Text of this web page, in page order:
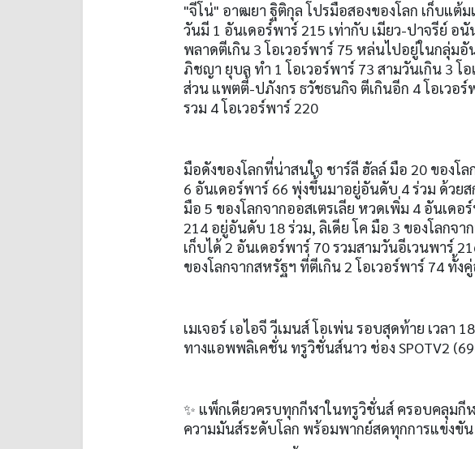
"จีโน่" อาฒยา ฐิติกุล โปรมือสองของโลก เก็บแต้ม
วันมี 1 อันเดอร์พาร์ 215 เท่ากับ เมียว-ปาจรีย์ อนั
พลาดตีเกิน 3โอเวอร์พาร์ 75 หล่นไปอยู่ในกลุ่มอั
ภิชญา ยุบล ทำ 1โอเวอร์พาร์ 73 สามวันเกิน 3โอ
ส่วน แพตตี้-ปภังกร ธวัชธนกิจ ตีเกินอีก 4โอเวอร์
รวม 4โอเวอร์พาร์ 220
มือดังของโลกที่น่าสนใจ ชาร์ลี ฮัลล์ มือ 20 ของโ
6 อันเดอร์พาร์ 66 พุ่งขึ้นมาอยู่อันดับ 4ร่วม ด้วย
มือ 5 ของโลกจากออสเตรเลีย หวดเพิ่ม 4 อันเดอ
214 อยู่อันดับ 18ร่วม, ลิเดีย โค มือ 3 ของโลกจา
เก็บได้ 2 อันเดอร์พาร์ 70รวมสามวันอีเวนพาร์
ของโลกจากสหรัฐฯ ที่ตีเกิน2โอเวอร์พาร์ 74 ทั้ง
เมเจอร์ เอไอจี วีเมนส์ โอเพ่น รอบสุดท้าย เวลา
ทางแอพพลิเคชั่น ทรูวิชั่นส์นาว ช่อง SPOTV2
✨ แพ็กเดียวครบทุกกีฬาในทรูวิชั่นส์ ครอบคลุมกี
ความมันส์ระดับโลก พร้อมพากย์สดทุกการแข่งขัน